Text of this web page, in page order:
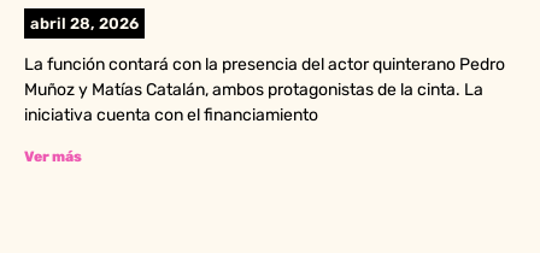
abril 28, 2026
La función contará con la presencia del actor quinterano Pedro
Muñoz y Matías Catalán, ambos protagonistas de la cinta. La
iniciativa cuenta con el financiamiento
Ver más